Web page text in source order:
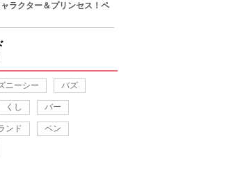
ラクター＆プリンセス！ペ
すめ！
ニーシー バズ
くし バー
ンド ペン